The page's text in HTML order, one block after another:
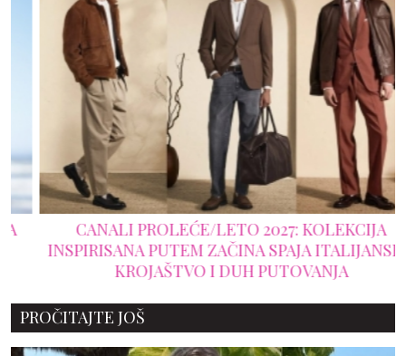
CANALI PROLEĆE/LETO 2027: KOLEKCIJA
INSPIRISANA PUTEM ZAČINA SPAJA ITALIJANSKO
KROJAŠTVO I DUH PUTOVANJA
PROČITAJTE JOŠ